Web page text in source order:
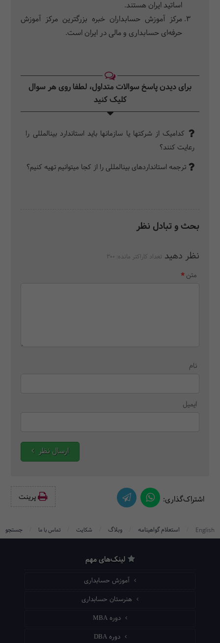
اساتید ایران هستند.
مرکز آموزش حسابداران خبره بزرگترین مرکز آموزش
حرفه‌ای حسابداری و مالی در ایران است.
برای دیدن پاسخ سوالات متداول، لطفا روی هر سوال
کلیک کنید‎
کدامیک از شرکت‎ها یا سازمان‎ها باید استاندارد بین‎المللی را
رعایت کنند؟
ترجمه استانداردهای بین‎المللی را از کجا می­‎توانیم تهیه کنیم؟
بحث و تبادل نظر
نظر دهید تعداد کاراکتر مانده: 300
متن
نام
ایمیل
ارسال نظر
اشتراک‌گذاری: پرینت‌
English استعلام گواهینامه وبلاگ شکایت تماس با ما جستجو
لینک‌های مهم
آموزش حسابداری
هنرستان حسابداری
دوره MBA
دوره DBA